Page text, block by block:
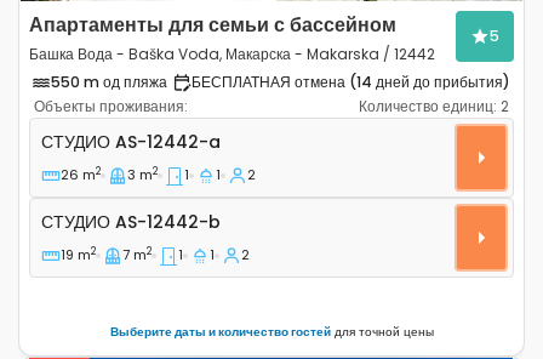
Апартаменты для семьи с бассейном
Башка Вода - Baška Voda, Макарска - Makarska / 12442
5
550 m од пляжа
БЕСПЛАТНАЯ отмена (14 дней до прибытия)
Объекты проживания:
Количество единиц: 2
Студио-апартаменты Башка Вода - Baška Voda,
СТУДИО AS-12442-a
26 m2 3 m2 1 1 2
Студио AS-12442-b
СТУДИО AS-12442-b
19 m2 7 m2 1 1 2
Выберите даты и количество гостейдля точной цены